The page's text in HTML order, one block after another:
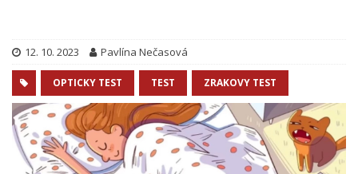
12. 10. 2023 Pavlína Nečasová
OPTICKY TEST TEST ZRAKOVY TEST